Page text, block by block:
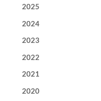
2025
2024
2023
2022
2021
2020